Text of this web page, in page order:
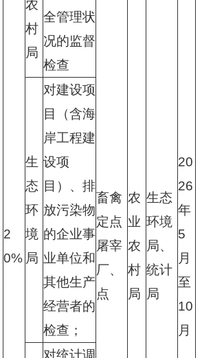
2
0%
农
村
局
全管理状
况的监督
检查
畜禽
定点
屠宰
厂、
点
农
业
农
村
局
生态
环境
局、
统计
局
20
26
年
5
月
至
10
月
生
态
环
境
局
对建设项
目（含海
岸工程建
设项
目）、排
放污染物
的企业事
业单位和
其他生产
经营者的
检查；
对统计调